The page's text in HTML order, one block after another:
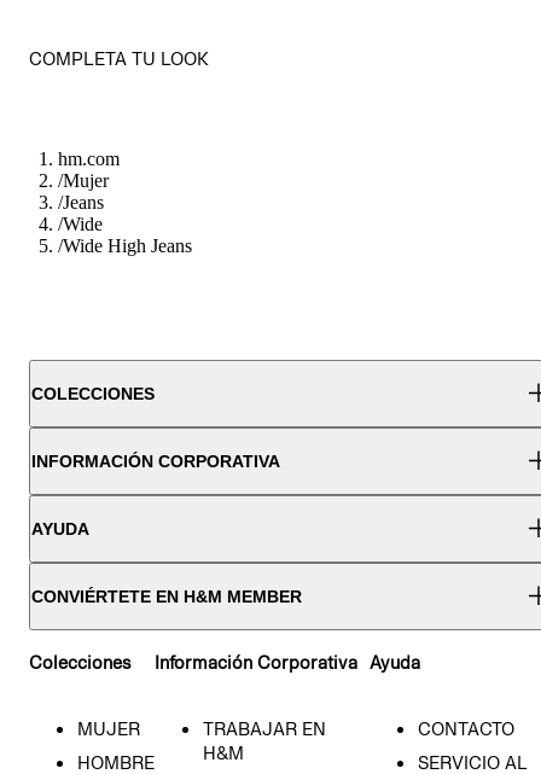
COMPLETA TU LOOK
hm.com
/Mujer
/Jeans
/Wide
/Wide High Jeans
COLECCIONES
INFORMACIÓN CORPORATIVA
AYUDA
CONVIÉRTETE EN H&M MEMBER
Colecciones
MUJER
HOMBRE
Información Corporativa
TRABAJAR EN
H&M
Ayuda
CONTACTO
SERVICIO AL